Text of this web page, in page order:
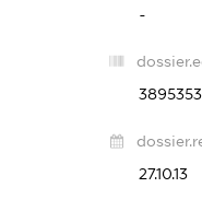
-
27.10.13